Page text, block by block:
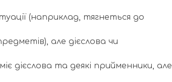
(наприклад, тягнеться до
але дієслова чи
дієслова та деякі прийменники, але